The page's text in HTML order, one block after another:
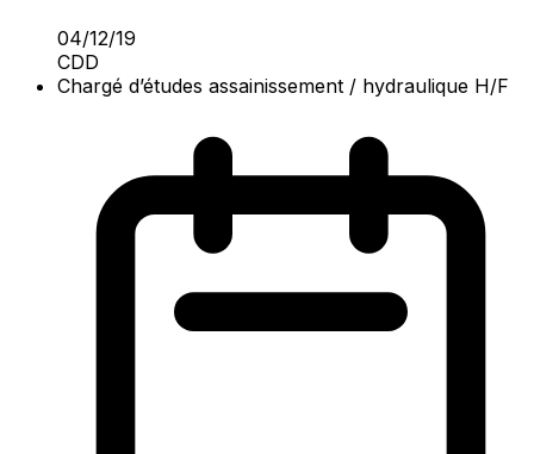
04/12/19
CDD
Chargé d’études assainissement / hydraulique H/F